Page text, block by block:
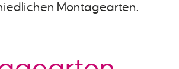
Montagearten.